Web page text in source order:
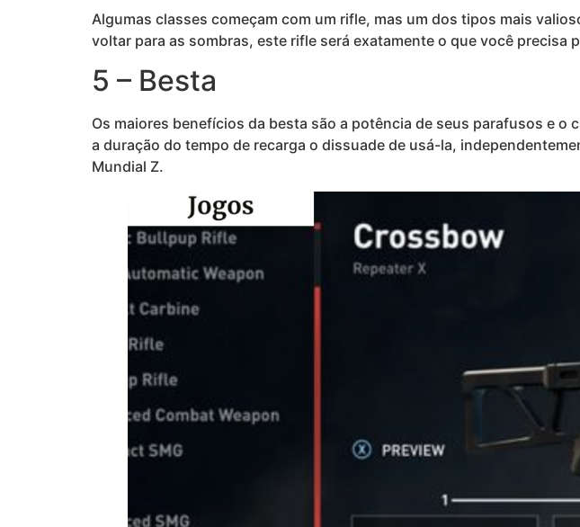
Algumas classes começam com um rifle, mas um dos tipos mais
voltar para as sombras, este rifle será exatamente o que você precisa
5 – Besta
Os maiores benefícios da besta são a potência de seus parafusos e o
a duração do tempo de recarga o dissuade de usá-la,
Mundial Z.